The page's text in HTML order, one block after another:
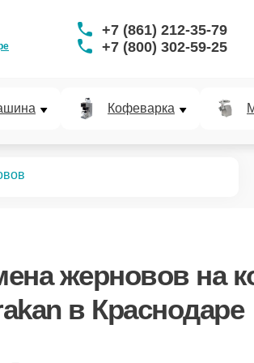
+7 (861) 212-35-79
+7 (800) 302-59-25
Кофеварка
жернововна
в Краснодаре